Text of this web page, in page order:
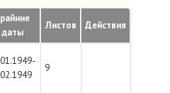
даты
Листов Действия
9